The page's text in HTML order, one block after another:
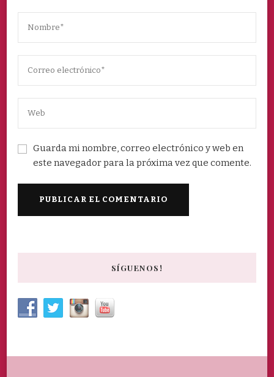
Guarda mi nombre, correo electrónico y web en
este navegador para la próxima vez que comente.
SÍGUENOS!